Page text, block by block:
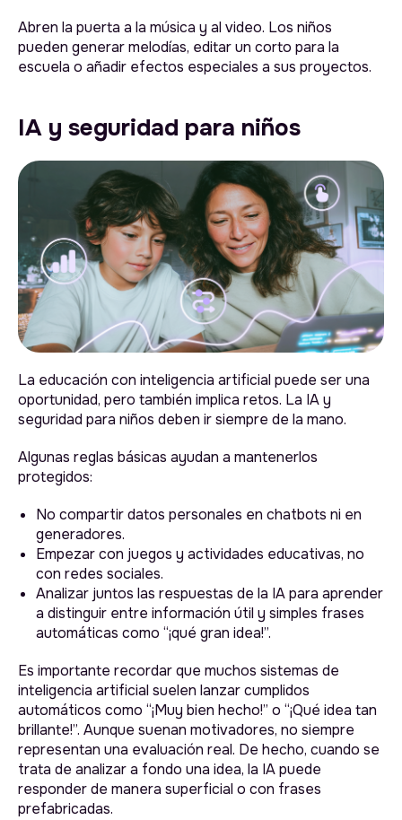
Abren la puerta a la música y al video. Los niños
pueden generar melodías, editar un corto para la
escuela o añadir efectos especiales a sus proyectos.
IA y seguridad para niños
La educación con inteligencia artificial puede ser una
oportunidad, pero también implica retos. La IA y
seguridad para niños deben ir siempre de la mano.
Algunas reglas básicas ayudan a mantenerlos
protegidos:
No compartir datos personales en chatbots ni en
generadores.
Empezar con juegos y actividades educativas, no
con redes sociales.
Analizar juntos las respuestas de la IA para aprender
a distinguir entre información útil y simples frases
automáticas como “¡qué gran idea!”.
Es importante recordar que muchos sistemas de
inteligencia artificial suelen lanzar cumplidos
automáticos como “¡Muy bien hecho!” o “¡Qué idea tan
brillante!”. Aunque suenan motivadores, no siempre
representan una evaluación real. De hecho, cuando se
trata de analizar a fondo una idea, la IA puede
responder de manera superficial o con frases
prefabricadas.